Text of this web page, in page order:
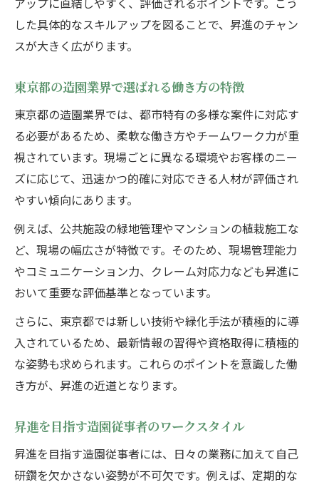
した具体的なスキルアップを図ることで、昇進のチャン
スが大きく広がります。
東京都の造園業界で選ばれる働き方の特徴
東京都の造園業界では、都市特有の多様な案件に対応す
る必要があるため、柔軟な働き方やチームワーク力が重
視されています。現場ごとに異なる環境やお客様のニー
ズに応じて、迅速かつ的確に対応できる人材が評価され
やすい傾向にあります。
例えば、公共施設の緑地管理やマンションの植栽施工な
ど、現場の幅広さが特徴です。そのため、現場管理能力
やコミュニケーション力、クレーム対応力なども昇進に
おいて重要な評価基準となっています。
さらに、東京都では新しい技術や緑化手法が積極的に導
入されているため、最新情報の習得や資格取得に積極的
な姿勢も求められます。これらのポイントを意識した働
き方が、昇進の近道となります。
昇進を目指す造園従事者のワークスタイル
昇進を目指す造園従事者には、日々の業務に加えて自己
研鑽を欠かさない姿勢が不可欠です。例えば、定期的な